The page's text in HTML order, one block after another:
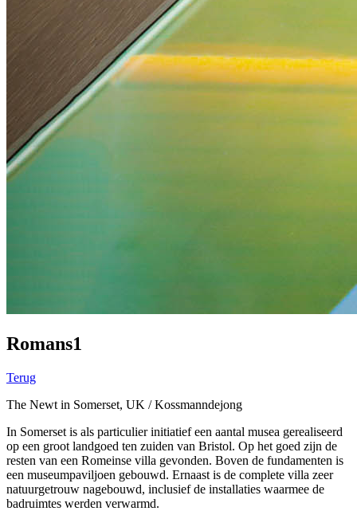
Romans1
Terug
The Newt in Somerset, UK / Kossmanndejong
In Somerset is als particulier initiatief een aantal musea gerealiseerd
op een groot landgoed ten zuiden van Bristol. Op het goed zijn de
resten van een Romeinse villa gevonden. Boven de fundamenten is
een museumpaviljoen gebouwd. Ernaast is de complete villa zeer
natuurgetrouw nagebouwd, inclusief de installaties waarmee de
badruimtes werden verwarmd.